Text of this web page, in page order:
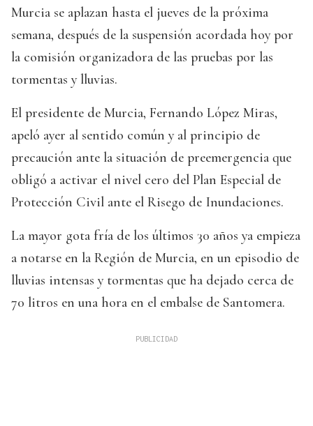
Murcia se aplazan hasta el jueves de la próxima
semana, después de la suspensión acordada hoy por
la comisión organizadora de las pruebas por las
tormentas y lluvias.
El presidente de Murcia, Fernando López Miras,
apeló ayer al sentido común y al principio de
precaución ante la situación de preemergencia que
obligó a activar el nivel cero del Plan Especial de
Protección Civil ante el Risego de Inundaciones.
La mayor gota fría de los últimos 30 años ya empieza
a notarse en la Región de Murcia, en un episodio de
lluvias intensas y tormentas que ha dejado cerca de
70 litros en una hora en el embalse de Santomera.